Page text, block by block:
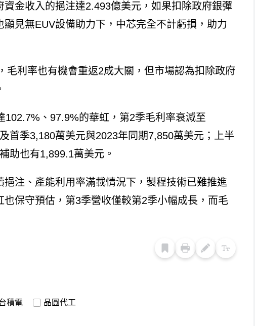
金收入的挹注達2.493億美元，如果扣除政府銀彈
見無EUV設備助力下，中芯完全不計虧損，助力
毛利率也有機會重返2成大關，但市場認為扣除政府
102.7%、97.9%的華虹，第2季毛利率衰減至
首季3,180萬美元與2023年同期7,850萬美元；上半
助也有1,899.1萬美元。
注、產能利用率滿載情況下，製程技術已難推進
保守預估，第3季營收僅較第2季小幅成長，而毛
積電 晶圓代工